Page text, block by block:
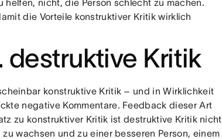
nicht, die Person schlecht zu machen.
die Vorteile konstruktiver Kritik wirklich
destruktive Kritik
konstruktive Kritik – und in Wirklichkeit
negative Kommentare. Feedback dieser Art
zu konstruktiver Kritik ist destruktive Kritik nicht
wachsen und zu einer besseren Person, einem